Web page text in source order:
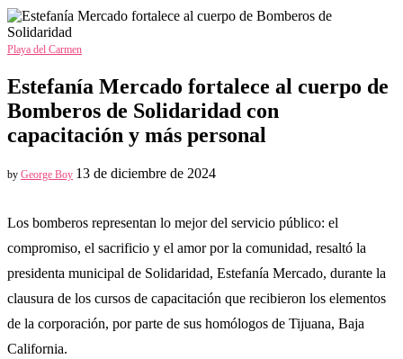
Playa del Carmen
Estefanía Mercado fortalece al cuerpo de
Bomberos de Solidaridad con
capacitación y más personal
by George Boy 13 de diciembre de 2024
Los bomberos representan lo mejor del servicio público: el
compromiso, el sacrificio y el amor por la comunidad, resaltó la
presidenta municipal de Solidaridad, Estefanía Mercado, durante la
clausura de los cursos de capacitación que recibieron los elementos
de la corporación, por parte de sus homólogos de Tijuana, Baja
California.